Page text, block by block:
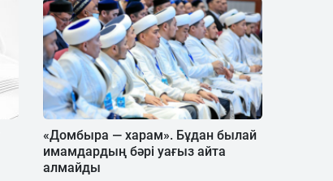
«Домбыра — харам». Бұдан былай
имамдардың бәрі уағыз айта
алмайды